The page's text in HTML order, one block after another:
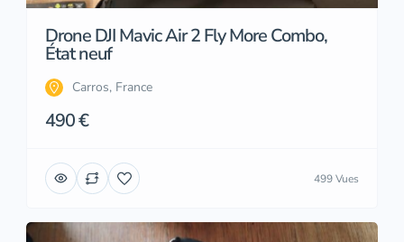
Drone DJI Mavic Air 2 Fly More Combo,
État neuf
Carros, France
490 €
499 Vues